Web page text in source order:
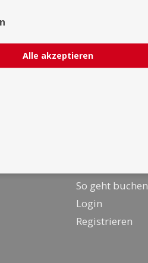
So geht buchen
Login
Registrieren
Alle akzeptieren